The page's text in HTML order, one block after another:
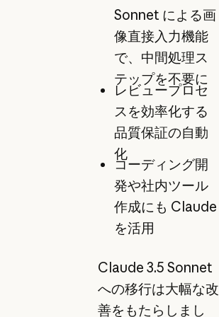
Sonnet による画
像直接入力機能
で、中間処理ス
テップを不要に
レビュープロセ
スを効率化する
品質保証の自動
化
コーディング開
発や社内ツール
作成にも Claude
を活用
Claude 3.5 Sonnet
への移行は大幅な改
善をもたらしまし